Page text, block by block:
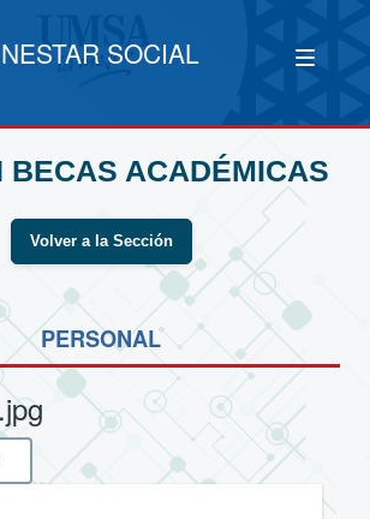
SOCIAL
BECAS ACADÉMICAS
Volver a la Sección
PERSONAL